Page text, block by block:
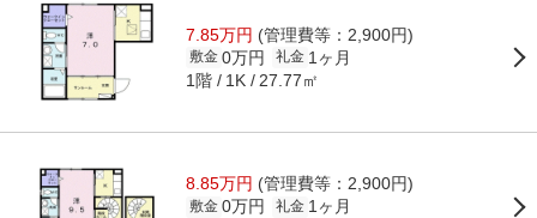
7.85万円 (管理費等：2,900円)
敷金 0万円 礼金 1ヶ月
1階 1K 27.77㎡
8.85万円 (管理費等：2,900円)
敷金 0万円 礼金 1ヶ月